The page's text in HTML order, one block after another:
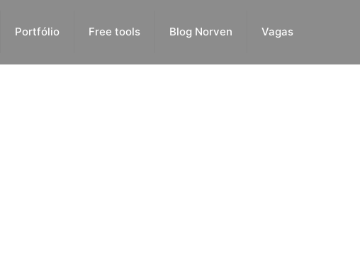
Portfólio Free tools Blog Norven
Vagas